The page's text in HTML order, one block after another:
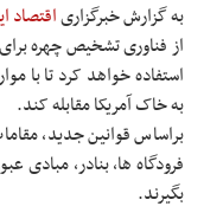
به گزارش خبرگزاریاقتصاد
از فناوری تشخیص چهره
استفاده خواهد کرد تا با
به خاک آمریکا مقابله کند.
براساس قوانین جدید،
فرودگاه ها، بنادر،
بگیرند.